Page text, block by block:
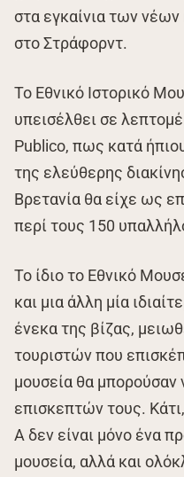
στα εγκαίνια των
στο Στράφορντ.
Το Εθνικό Ιστορικό
υπεισέλθει σε
Publico, πως κατά
της ελεύθερης
Βρετανία θα είχε ως
περί τους 150
Το ίδιο το Εθνικό
και μια άλλη μία
ένεκα της βίζας,
τουριστών που
μουσεία θα μπορούσαν
επισκεπτών τους.
A δεν είναι μόνο ένα
μουσεία, αλλά και